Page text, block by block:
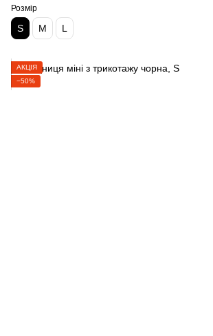
Розмір
S M L
АКЦІЯ
−50%